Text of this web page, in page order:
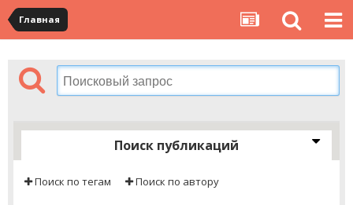
Главная
Поиск публикаций
Поиск по тегам Поиск по автору